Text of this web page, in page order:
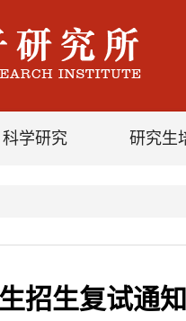
科学研究 研究生
招生复试通